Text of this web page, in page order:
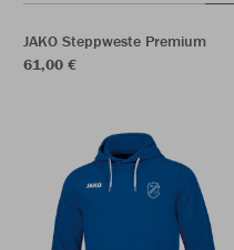
JAKO Steppweste Premium
61,00 €